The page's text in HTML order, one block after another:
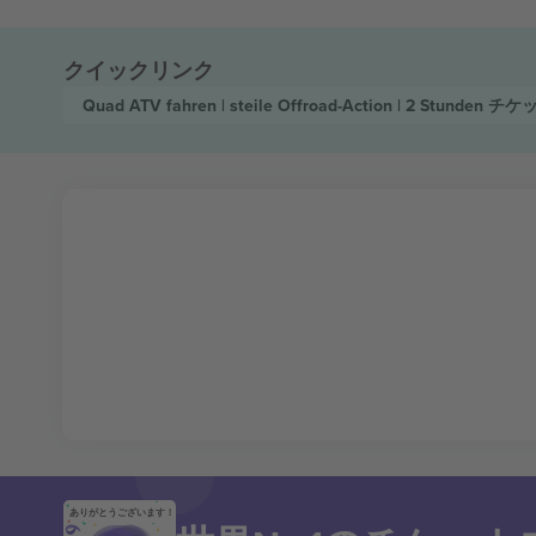
クイックリンク
Quad ATV fahren | steile Offroad-Action | 2 Stunden チケ
ありがとうございます！